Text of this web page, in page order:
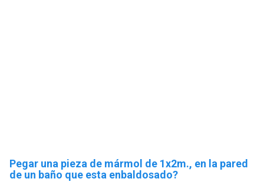
Pegar una pieza de mármol de 1x2m., en la pared
de un baño que esta enbaldosado?